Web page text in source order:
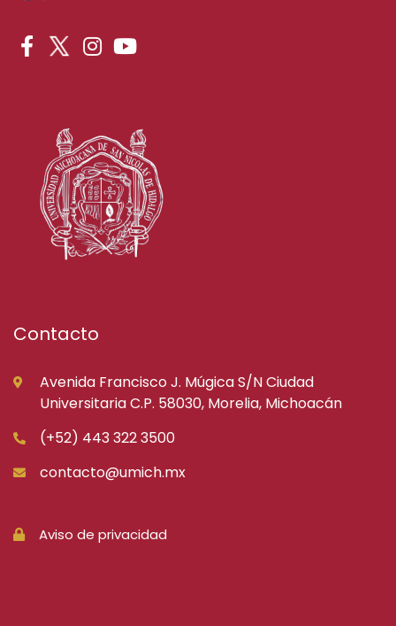
Contacto
Avenida Francisco J. Múgica S/N Ciudad
Universitaria C.P. 58030, Morelia, Michoacán
(+52) 443 322 3500
contacto@umich.mx
Aviso de privacidad